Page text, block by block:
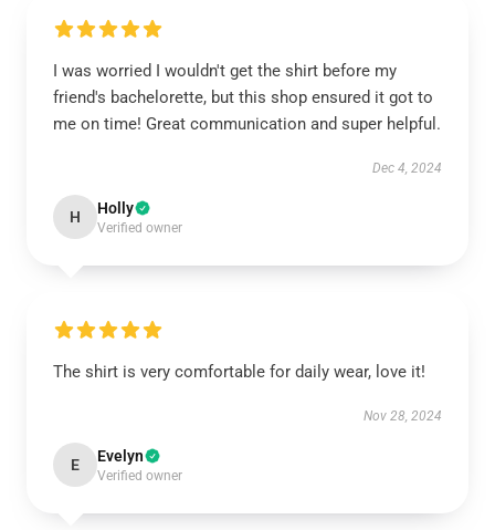
I was worried I wouldn't get the shirt before my
friend's bachelorette, but this shop ensured it got to
me on time! Great communication and super helpful.
Dec 4, 2024
H Holly
Verified owner
The shirt is very comfortable for daily wear, love it!
Nov 28, 2024
E Evelyn
Verified owner